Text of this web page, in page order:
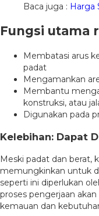
Baca juga : Harga
Fungsi utama
Membatasi arus
padat
Mengamankan
Membantu
konstruksi, atau
Digunakan pada
Kelebihan: Dapat
Meski padat dan berat,
memungkinkan untuk
seperti ini diperlukan
proses pengerjaan
kemauan dan